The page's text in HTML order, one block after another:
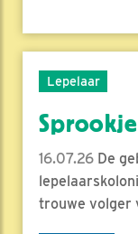
Lepelaar
Sprookje
16.07.26 De
trouwe volger